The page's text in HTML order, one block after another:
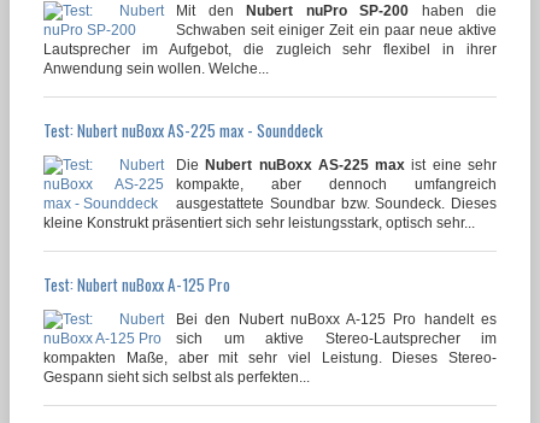
Mit den Nubert nuPro SP-200 haben die
Schwaben seit einiger Zeit ein paar neue aktive
Lautsprecher im Aufgebot, die zugleich sehr flexibel in ihrer
Anwendung sein wollen. Welche...
Test: Nubert nuBoxx AS-225 max - Sounddeck
DieNubert nuBoxx AS-225 max ist eine sehr
kompakte, aber dennoch umfangreich
ausgestattete Soundbar bzw. Soundeck. Dieses
kleine Konstrukt präsentiert sich sehr leistungsstark, optisch sehr...
Test: Nubert nuBoxx A-125 Pro
Bei den Nubert nuBoxx A-125 Pro handelt es
sich um aktive Stereo-Lautsprecher im
kompakten Maße, aber mit sehr viel Leistung. Dieses Stereo-
Gespann sieht sich selbst als perfekten...